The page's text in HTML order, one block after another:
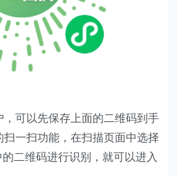
，可以先保存上面的二维码到手
一扫功能，在扫描页面中选择
二维码进行识别，就可以进入